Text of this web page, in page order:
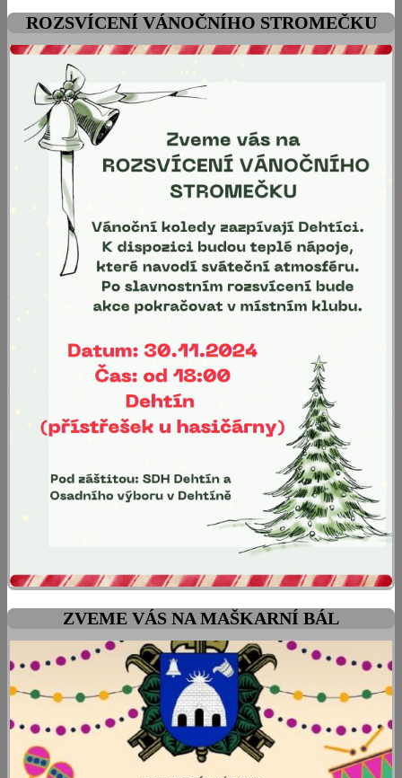
ROZSVÍCENÍ VÁNOČNÍHO STROMEČKU
ZVEME VÁS NA MAŠKARNÍ BÁL